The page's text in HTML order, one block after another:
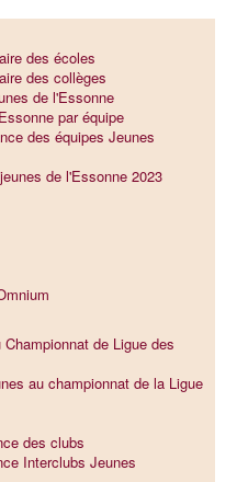
des écoles
des collèges
de l'Essonne
par équipe
des équipes Jeunes
de l'Essonne 2023
de Ligue des
au championnat de la Ligue
des clubs
Interclubs Jeunes